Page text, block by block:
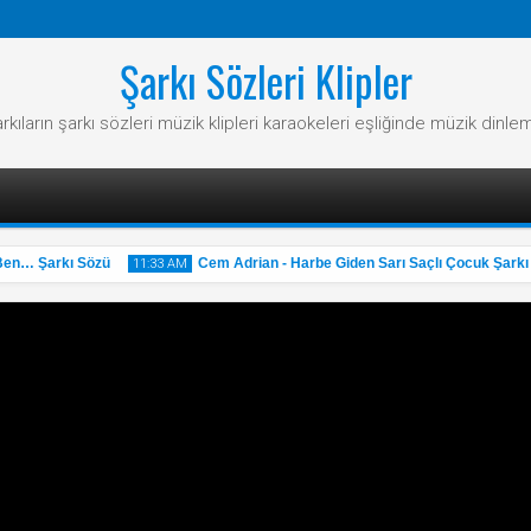
Şarkı Sözleri Klipler
şarkı sözleri müzik klipleri karaokeleri eşliğinde müzik
Şarkı Sözü 11:33 AM Cem Adrian - Harbe Giden Sarı Saçlı Çocuk Şarkı